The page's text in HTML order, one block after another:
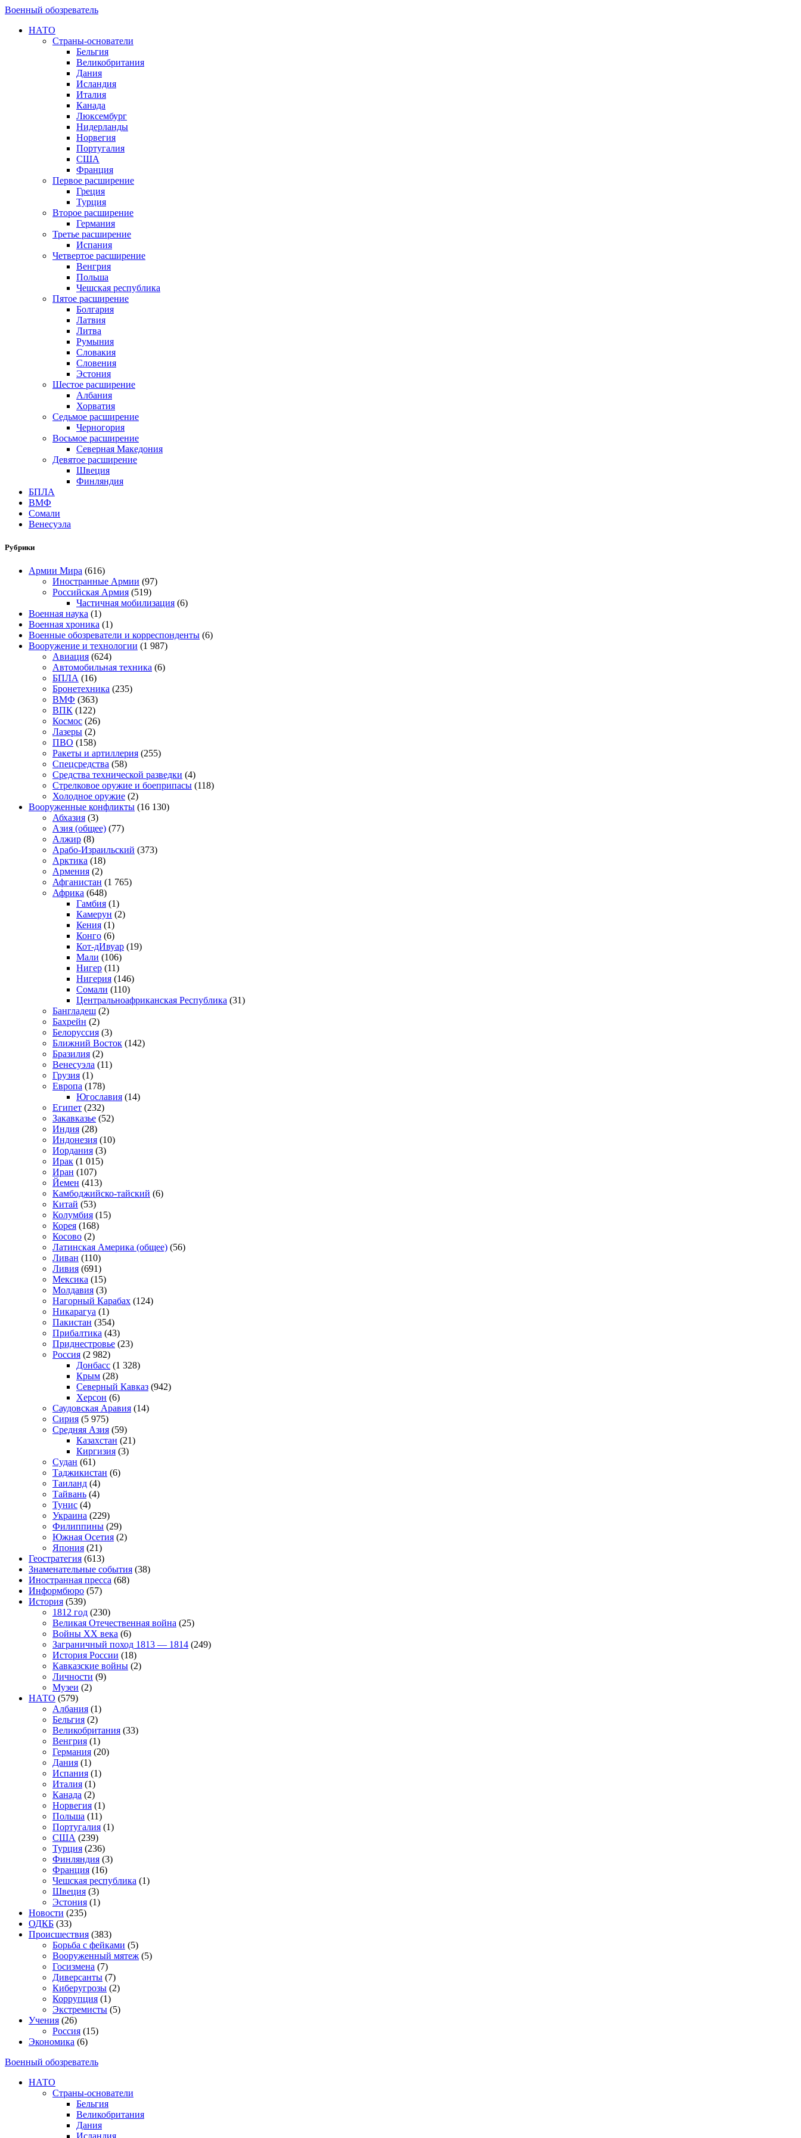
Военный обозреватель
НАТО
Страны-основатели
Бельгия
Великобритания
Дания
Исландия
Италия
Канада
Люксембург
Нидерланды
Норвегия
Португалия
США
Франция
Первое расширение
Греция
Турция
Второе расширение
Германия
Третье расширение
Испания
Четвертое расширение
Венгрия
Польша
Чешская республика
Пятое расширение
Болгария
Латвия
Литва
Румыния
Словакия
Словения
Эстония
Шестое расширение
Албания
Хорватия
Седьмое расширение
Черногория
Восьмое расширение
Северная Македония
Девятое расширение
Швеция
Финляндия
БПЛА
ВМФ
Сомали
Венесуэла
Рубрики
Армии Мира (616)
Иностранные Армии (97)
Российская Армия (519)
Частичная мобилизация (6)
Военная наука (1)
Военная хроника (1)
Военные обозреватели и корреспонденты (6)
Вооружение и технологии (1 987)
Авиация (624)
Автомобильная техника (6)
БПЛА (16)
Бронетехника (235)
ВМФ (363)
ВПК (122)
Космос (26)
Лазеры (2)
ПВО (158)
Ракеты и артиллерия (255)
Спецсредства (58)
Средства технической разведки (4)
Стрелковое оружие и боеприпасы (118)
Холодное оружие (2)
Вооруженные конфликты (16 130)
Абхазия (3)
Азия (общее) (77)
Алжир (8)
Арабо-Израильский (373)
Арктика (18)
Армения (2)
Афганистан (1 765)
Африка (648)
Гамбия (1)
Камерун (2)
Кения (1)
Конго (6)
Кот-дИвуар (19)
Мали (106)
Нигер (11)
Нигерия (146)
Сомали (110)
Центральноафриканская Республика (31)
Бангладеш (2)
Бахрейн (2)
Белоруссия (3)
Ближний Восток (142)
Бразилия (2)
Венесуэла (11)
Грузия (1)
Европа (178)
Югославия (14)
Египет (232)
Закавказье (52)
Индия (28)
Индонезия (10)
Иордания (3)
Ирак (1 015)
Иран (107)
Йемен (413)
Камбоджийско-тайский (6)
Китай (53)
Колумбия (15)
Корея (168)
Косово (2)
Латинская Америка (общее) (56)
Ливан (110)
Ливия (691)
Мексика (15)
Молдавия (3)
Нагорный Карабах (124)
Никарагуа (1)
Пакистан (354)
Прибалтика (43)
Приднестровье (23)
Россия (2 982)
Донбасс (1 328)
Крым (28)
Северный Кавказ (942)
Херсон (6)
Саудовская Аравия (14)
Сирия (5 975)
Средняя Азия (59)
Казахстан (21)
Киргизия (3)
Судан (61)
Таджикистан (6)
Таиланд (4)
Тайвань (4)
Тунис (4)
Украина (229)
Филиппины (29)
Южная Осетия (2)
Япония (21)
Геостратегия (613)
Знаменательные события (38)
Иностранная пресса (68)
Информбюро (57)
История (539)
1812 год (230)
Великая Отечественная война (25)
Войны XX века (6)
Заграничный поход 1813 — 1814 (249)
История России (18)
Кавказские войны (2)
Личности (9)
Музеи (2)
НАТО (579)
Албания (1)
Бельгия (2)
Великобритания (33)
Венгрия (1)
Германия (20)
Дания (1)
Испания (1)
Италия (1)
Канада (2)
Норвегия (1)
Польша (11)
Португалия (1)
США (239)
Турция (236)
Финляндия (3)
Франция (16)
Чешская республика (1)
Швеция (3)
Эстония (1)
Новости (235)
ОДКБ (33)
Происшествия (383)
Борьба с фейками (5)
Вооруженный мятеж (5)
Госизмена (7)
Диверсанты (7)
Киберугрозы (2)
Коррупция (1)
Экстремисты (5)
Учения (26)
Россия (15)
Экономика (6)
Военный обозреватель
НАТО
Страны-основатели
Бельгия
Великобритания
Дания